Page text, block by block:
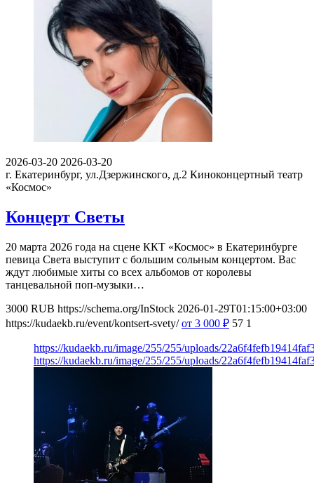
2026-03-20 2026-03-20
г. Екатеринбург, ул.Дзержинского, д.2 Киноконцертный театр
«Космос»
Концерт Светы
20 марта 2026 года на сцене ККТ «Космос» в Екатеринбурге
певица Света выступит с большим сольным концертом. Вас
ждут любимые хиты со всех альбомов от королевы
танцевальной поп-музыки…
3000 RUB https://schema.org/InStock 2026-01-29T01:15:00+03:00
https://kudaekb.ru/event/kontsert-svety/ от 3 000 ₽ 57 1
https://kudaekb.ru/image/255/255/uploads/
https://kudaekb.ru/image/255/255/uploads/